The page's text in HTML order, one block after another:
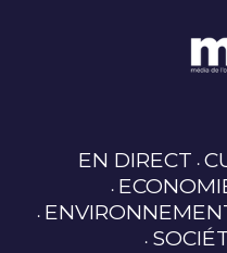
EN DIRECT